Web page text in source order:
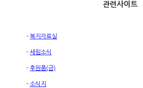
관련사이트
- 복지자료실
- 세림소식
- 후원품(금)
- 소식지